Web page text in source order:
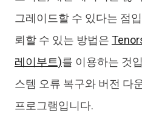
그레이드할 수 있다는 점
뢰할 수 있는 방법은
레이부트)를 이용하는 것
스템 오류 복구와 버전 다
프로그램입니다.